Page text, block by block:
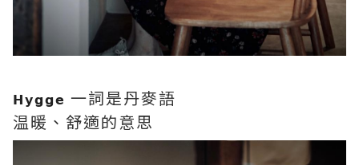
𝗛𝘆𝗴𝗴𝗲 一詞是丹麥語
温暖、舒適的意思